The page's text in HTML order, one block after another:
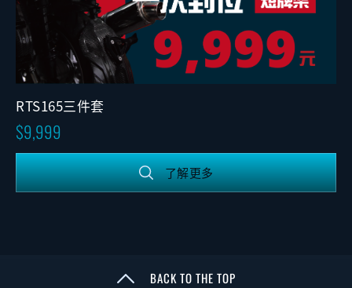
RTS165三件套
9,999
了解更多
BACK TO THE TOP